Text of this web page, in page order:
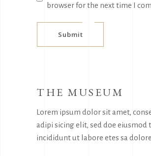
browser for the next time I
Submit
THE MUSEUM
Lorem ipsum dolor sit amet,
adipi sicing elit, sed doe eiusmod
incididunt ut labore etes sa